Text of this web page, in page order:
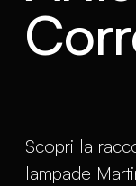
Scopri la
lampade